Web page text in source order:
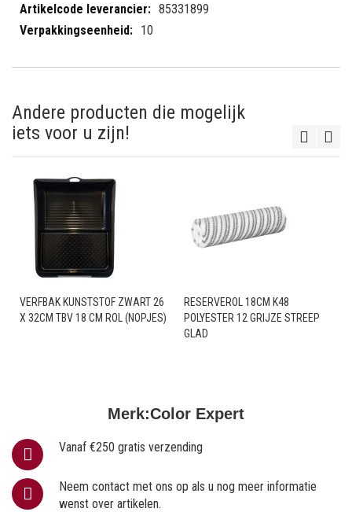
Merk:Color Expert
Vanaf €250 gratis verzending
Neem contact met ons op als u nog meer informatie
wenst over artikelen.
85331899
10
Andere producten die mogelijk
iets voor u zijn!
VERFBAK KUNSTSTOF ZWART 26
X 32CM TBV 18 CM ROL (NOPJES)
RESERVEROL 18CM K48
POLYESTER 12 GRIJZE STREEP
GLAD